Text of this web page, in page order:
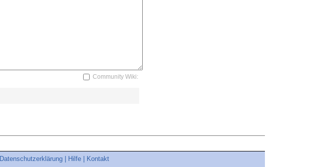
Community Wiki:
Datenschutzerklärung Hilfe Kontakt